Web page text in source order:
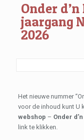
Onder
jaargang
2026
Het nieuwe nummer
voor de inhoud kunt U
webshop – Onder
link te klikken.